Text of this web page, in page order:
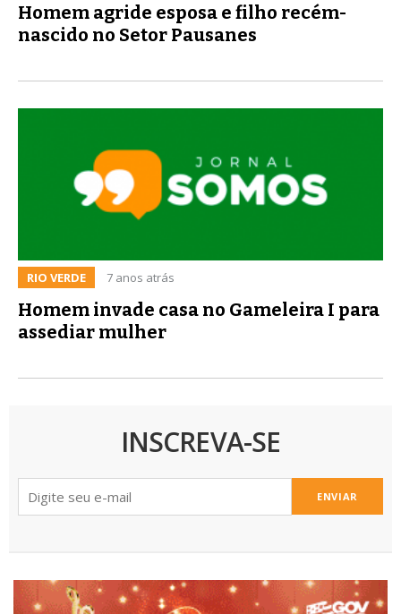
Homem agride esposa e filho recém-
nascido no Setor Pausanes
RIO VERDE 7 anos atrás
Homem invade casa no Gameleira I para
assediar mulher
INSCREVA-SE
ENVIAR